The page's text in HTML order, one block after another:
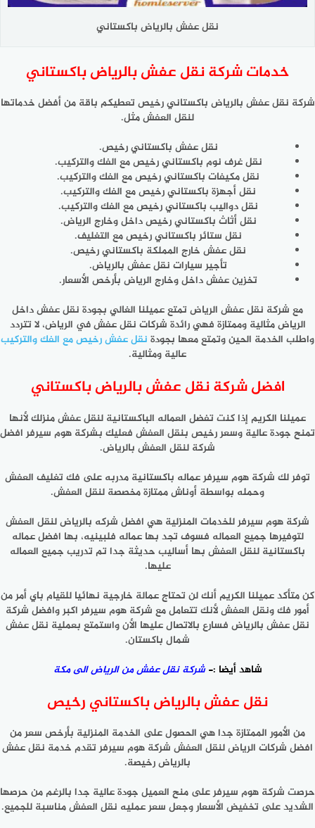
نقل عفش بالرياض باكستاني
خدمات شركة نقل عفش بالرياض باكستاني
شركة نقل عفش بالرياض باكستاني رخيص تعطيكم باقة من أفضل خدماتها
لنقل العفش مثل.
نقل عفش باكستاني رخيص.
نقل غرف نوم باكستاني رخيص مع الفك والتركيب.
نقل مكيفات باكستاني رخيص مع الفك والتركيب.
نقل أجهزة باكستاني رخيص مع الفك والتركيب.
نقل دواليب باكستاني رخيص مع الفك والتركيب.
نقل أثاث باكستاني رخيص داخل وخارج الرياض.
نقل ستائر باكستاني رخيص مع التغليف.
نقل عفش خارج المملكة باكستاني رخيص.
تأجير سيارات نقل عفش بالرياض.
تخزين عفش داخل وخارج الرياض بأرخص الأسعار.
مع شركة نقل عفش الرياض تمتع عميلنا الغالي بجودة نقل عفش داخل
الرياض مثالية وممتازة فهي رائدة شركات نقل عفش في الرياض، لا تتردد
واطلب الخدمة الحين وتمتع معها بجودة نقل عفش رخيص مع الفك والتركيب
عالية ومثالية.
افضل شركة نقل عفش بالرياض باكستاني
عميلنا الكريم إذا كنت تفضل العماله الباكستانية لنقل عفش منزلك لأنها
تمنح جودة عالية وسعر رخيص بنقل العفش فعليك بشركة هوم سيرفر افضل
شركة لنقل العفش بالرياض.
توفر لك شركة هوم سيرفر عماله باكستانية مدربه على فك تغليف العفش
وحمله بواسطة أوناش ممتازة مخصصة لنقل العفش.
شركة هوم سيرفر للخدمات المنزلية هي افضل شركه بالرياض لنقل العفش
لتوفيرها جميع العماله فسوف تجد بها عماله فلبينيه، بها افضل عماله
باكستانية لنقل العفش بها أساليب حديثة جدا تم تدريب جميع العماله
عليها.
كن متأكد عميلنا الكريم أنك لن تحتاج عمالة خارجية نهائيا للقيام باي أمر من
أمور فك ونقل العفش لأنك تتعامل مع شركة هوم سيرفر اكبر وافضل شركة
نقل عفش بالرياض فسارع بالاتصال عليها الأن واستمتع بعملية نقل عفش
شمال باكستان.
شاهد أيضا :-شركة نقل عفش من الرياض الى مكة
نقل عفش بالرياض باكستاني رخيص
من الأمور الممتازة جدا هي الحصول على الخدمة المنزلية بأرخص سعر من
افضل شركات الرياض لنقل العفش شركة هوم سيرفر تقدم خدمة نقل عفش
بالرياض رخيصة.
حرصت شركة هوم سيرفر على منح العميل جودة عالية جدا بالرغم من حرصها
الشديد على تخفيض الأسعار وجعل سعر عمليه نقل العفش مناسبة للجميع.